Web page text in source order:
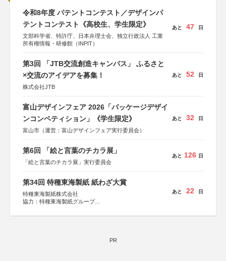
令和8年度 パテントコンテスト／デザインパ
テントコンテスト《高校生、学生限定》
文部科学省、特許庁、日本弁理士会、独立行政法人 工業
所有権情報・研修館（INPIT）
あと 47 日
第3回 「JTB交流創造キャンバス」 ふるさと
×交流のアイデアを募集！
株式会社JTB
あと 52 日
富山デザインフェア 2026「パッケージデザイ
ンコンペティション」《学生限定》
富山市（運営：富山デザインフェア実行委員会）
あと 32 日
第6回 「絵と言葉のチカラ展」
「絵と言葉のチカラ展」実行委員会
あと 126 日
第34回 特種東海製紙 紙わざ大賞
特種東海製紙株式会社
協力：特種東海製紙グループ
あと 22 日
PR